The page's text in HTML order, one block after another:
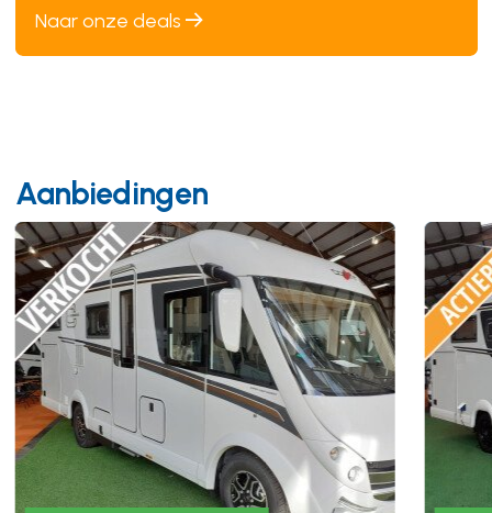
Naar onze deals
Aanbiedingen